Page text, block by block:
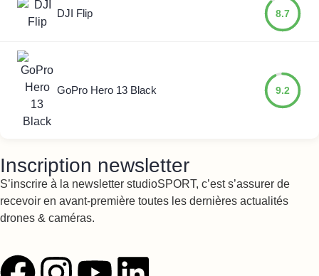
DJI Flip 8.7
GoPro Hero 13 Black 9.2
Inscription newsletter
S’inscrire à la newsletter studioSPORT, c’est s’assurer de
recevoir en avant-première toutes les dernières actualités
drones & caméras.